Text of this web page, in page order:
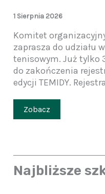
1 Sierpnia 2026
Komitet
zaprasza do udziału
tenisowym. Już tylko
do zakończenia
edycji TEMIDY.
Zobacz
Najbliższe